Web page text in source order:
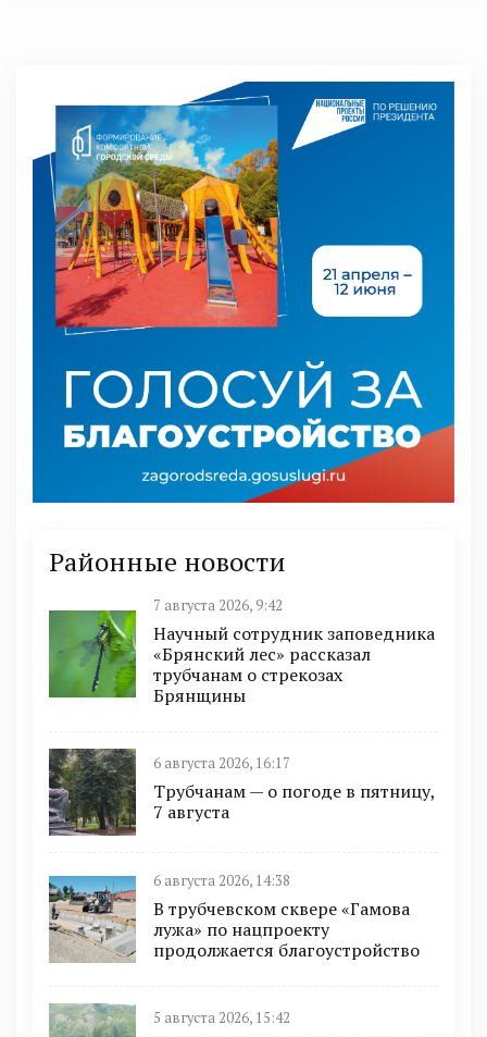
Районные новости
7 августа 2026, 9:42
Научный сотрудник заповедника
«Брянский лес» рассказал
трубчанам о стрекозах
Брянщины
6 августа 2026, 16:17
Трубчанам — о погоде в пятницу,
7 августа
6 августа 2026, 14:38
В трубчевском сквере «Гамова
лужа» по нацпроекту
продолжается благоустройство
5 августа 2026, 15:42